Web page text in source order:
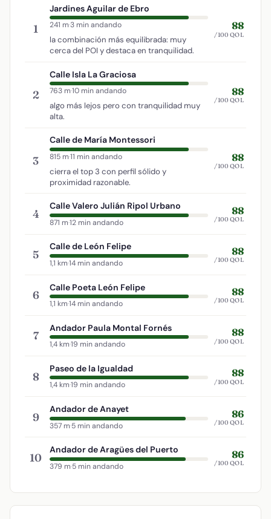
1
Jardines Aguilar de Ebro
241 m·3 min andando
la combinación más equilibrada: muy
cerca del POI y destaca en tranquilidad.
88
/100 QOL
2
Calle Isla La Graciosa
763 m·10 min andando
algo más lejos pero con tranquilidad muy
alta.
88
/100 QOL
3
Calle de María Montessori
815 m·11 min andando
cierra el top 3 con perfil sólido y
proximidad razonable.
88
/100 QOL
4
Calle Valero Julián Ripol Urbano
871 m·12 min andando
88
/100 QOL
5
Calle de León Felipe
1,1 km·14 min andando
88
/100 QOL
6
Calle Poeta León Felipe
1,1 km·14 min andando
88
/100 QOL
7
Andador Paula Montal Fornés
1,4 km·19 min andando
88
/100 QOL
8
Paseo de la Igualdad
1,4 km·19 min andando
88
/100 QOL
9
Andador de Anayet
357 m·5 min andando
86
/100 QOL
10
Andador de Aragües del Puerto
379 m·5 min andando
86
/100 QOL